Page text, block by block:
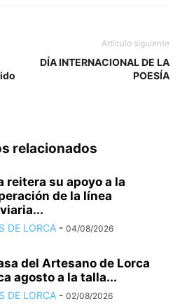
Artículo siguiente
DÍA INTERNACIONAL DE LA
POESÍA
relacionados
reitera su apoyo a la
de la línea
DE LORCA - 04/08/2026
del Artesano de Lorca
agosto a la talla...
DE LORCA - 02/08/2026